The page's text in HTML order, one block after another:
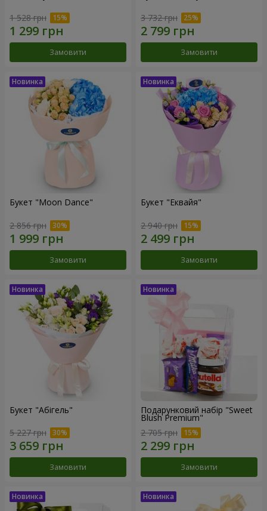
1 528 грн
Замовити
3 732 грн
Замовити
Букет "Moon Dance"
2 856 грн
Замовити
Букет "Еквайя"
2 940 грн
Замовити
Букет "Абігель"
5 227 грн
Замовити
Подарунковий набір "Sweet
Blush Premium"
2 705 грн
Замовити